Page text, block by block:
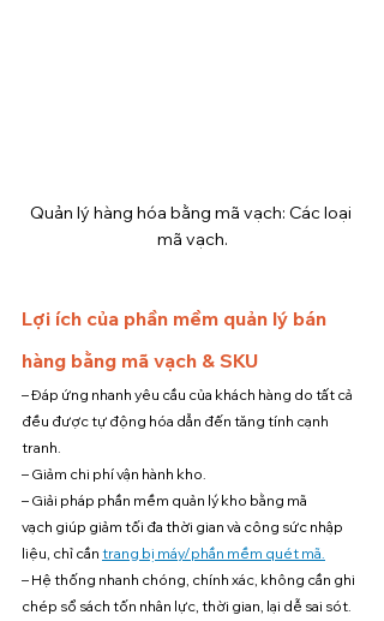
Quản lý hàng hóa bằng mã vạch: Các loại
mã vạch.
Lợi ích của phần mềm quản lý bán
hàng bằng mã vạch & SKU
– Đáp ứng nhanh yêu cầu của khách hàng do tất cả
đều được tự động hóa dẫn đến tăng tính cạnh
tranh.
– Giảm chi phí vận hành kho.
– Giải pháp phần mềm quản lý kho bằng mã
vạch giúp giảm tối đa thời gian và công sức nhập
liệu, chỉ cần trang bị máy/phần mềm quét mã.
– Hệ thống nhanh chóng, chính xác, không cần ghi
chép sổ sách tốn nhân lực, thời gian, lại dễ sai sót.